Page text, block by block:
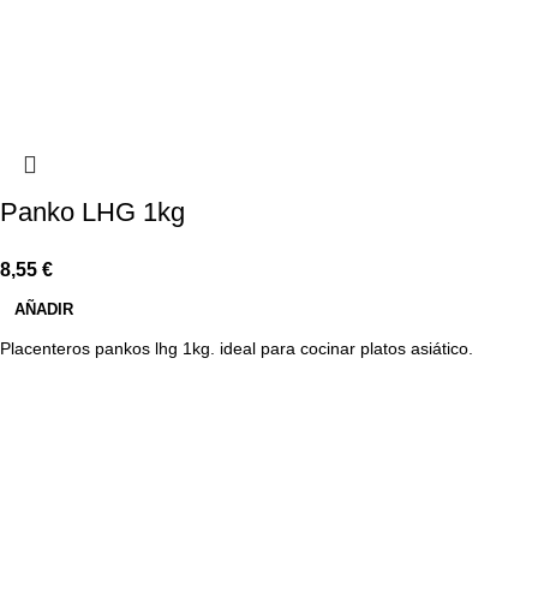
Panko LHG 1kg
8,55 €
AÑADIR
Placenteros pankos lhg 1kg. ideal para cocinar platos asiático.